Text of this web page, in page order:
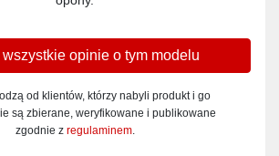
opinie o tym modelu
od klientów, którzy nabyli produkt i go
są zbierane, weryfikowane i publikowane
zgodnie z regulaminem.